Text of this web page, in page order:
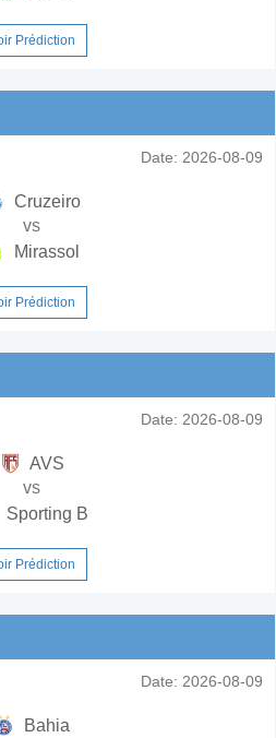
Prédiction
Date: 2026-08-09
Cruzeiro
vs
Mirassol
Prédiction
Date: 2026-08-09
AVS
vs
Sporting B
Prédiction
Date: 2026-08-09
Bahia